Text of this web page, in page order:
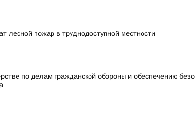
лесной пожар в труднодоступной местности
по делам гражданской обороны и обеспечению